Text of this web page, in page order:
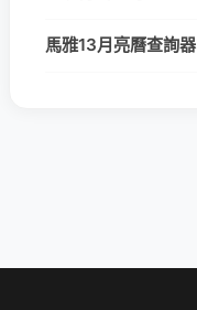
馬雅13月亮曆查詢器